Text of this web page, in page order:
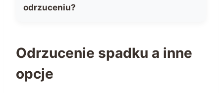
odrzuceniu?
Odrzucenie spadku a inne
opcje